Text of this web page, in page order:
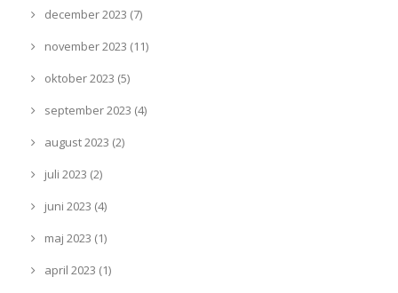
december 2023 (7)
november 2023 (11)
oktober 2023 (5)
september 2023 (4)
august 2023 (2)
juli 2023 (2)
juni 2023 (4)
maj 2023 (1)
april 2023 (1)